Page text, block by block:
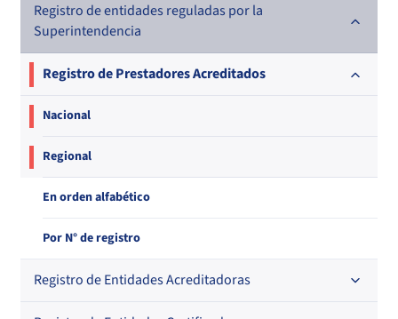
Registro de entidades reguladas por la
Superintendencia
Registro de Prestadores Acreditados
Nacional
Regional
En orden alfabético
Por N° de registro
Registro de Entidades Acreditadoras